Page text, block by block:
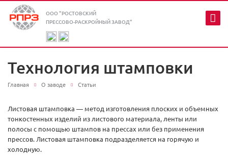
ООО "РОСТОВСКИЙ
ПРЕССОВО-РАСКРОЙНЫЙ ЗАВОД"
Технология штамповки
Главная О заводе Статьи
Листовая штамповка — метод изготовления плоских и объемных
тонкостенных изделий из листового материала, ленты или
полосы с помощью штампов на прессах или без применения
прессов. Листовая штамповка подразделяется на горячую и
холодную.